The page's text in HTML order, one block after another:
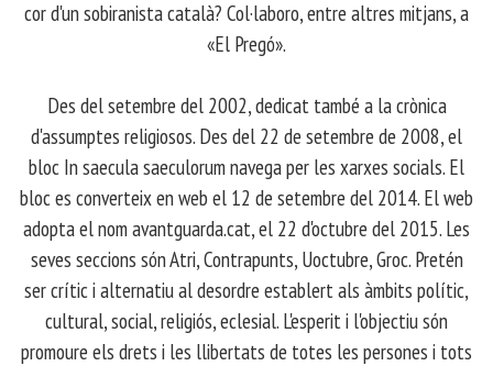
cor d'un sobiranista català? Col·laboro, entre altres mitjans, a
«El Pregó».
​ Des del setembre del 2002, dedicat també a la crònica
d'assumptes religiosos. Des del 22 de setembre de 2008, el
bloc In saecula saeculorum navega per les xarxes socials. El
bloc es converteix en web el 12 de setembre del 2014. El web
adopta el nom avantguarda.cat, el 22 d'octubre del 2015. Les
seves seccions són Atri, Contrapunts, Uoctubre, Groc. Pretén
ser crític i alternatiu al desordre establert als àmbits polític,
cultural, social, religiós, eclesial. L'esperit i l'objectiu són
promoure els drets i les llibertats de totes les persones i tots